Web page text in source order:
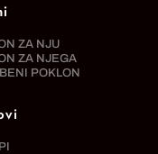
ZA NJU
ZA NJEGA
POKLON